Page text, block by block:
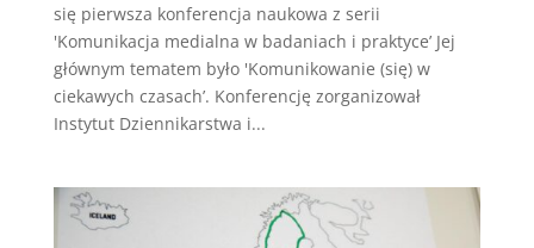
się pierwsza konferencja naukowa z serii
'Komunikacja medialna w badaniach i praktyce’ Jej
głównym tematem było 'Komunikowanie (się) w
ciekawych czasach’. Konferencję zorganizował
Instytut Dziennikarstwa i...